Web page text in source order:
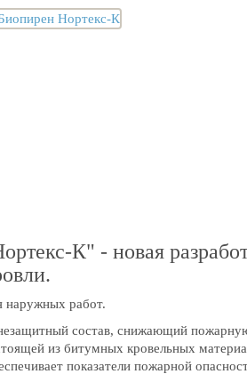
К" - новая
наружных работ.
состав, снижающий
из битумных кровельных
показатели пожарной